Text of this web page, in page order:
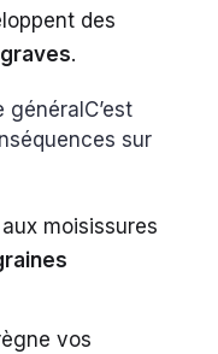
des
.
sur
moisissures
vos